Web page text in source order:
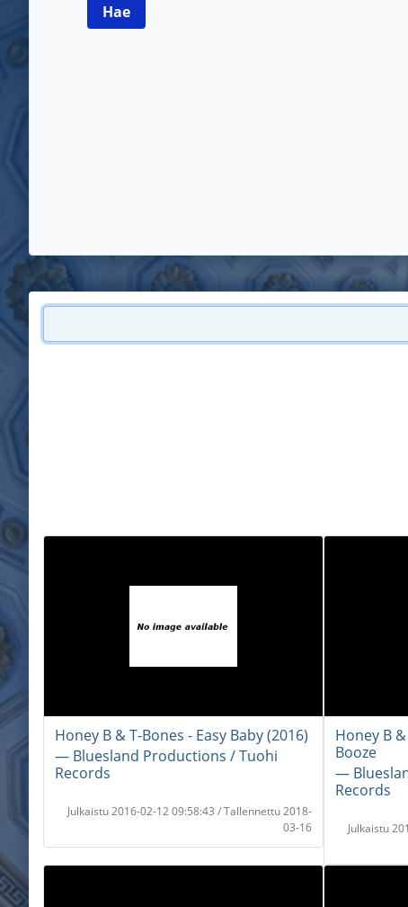
Honey B & T-Bones - Easy Baby (2016)
― Bluesland Productions / Tuohi
Records
Julkaistu 2016-02-12 09:58:43 / Tallennettu 2018-
03-16
Honey B
Booze
―
Records
Julkaistu